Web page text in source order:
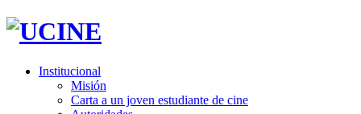
Institucional
Misión
Carta a un joven estudiante de cine